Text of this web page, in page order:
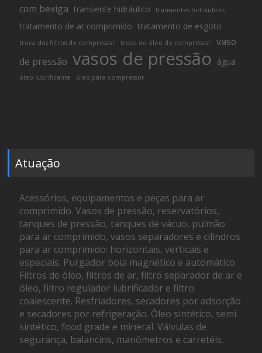
com bexiga transiente hidráulico transientes hidráulicos
tratamento de ar comprimido tratamento de esgoto
troca dos filtros do compressor troca do óleo do compressor
vaso
de pressão vasos de pressão água
óleo lubrificante óleo para compressor
Atuação
Acessórios, equipamentos e peças para ar
comprimido. Vasos de pressão, reservatórios,
tanques de pressão, tanques de vácuo, pulmão
para ar comprimido, vasos separadores e cilindros
para ar comprimido: horizontais, verticais e
especiais. Purgador boia magnético e automático.
Filtros de óleo, filtros de ar, filtro separador de ar e
óleo, filtro regulador lubrificador e filtro
coalescente. Resfriadores, secadores por adsorção
e secadores por refrigeração. Óleo sintético, semi
sintético, food grade e mineral. Válvulas de
segurança, balancins, manômetros e carretéis.